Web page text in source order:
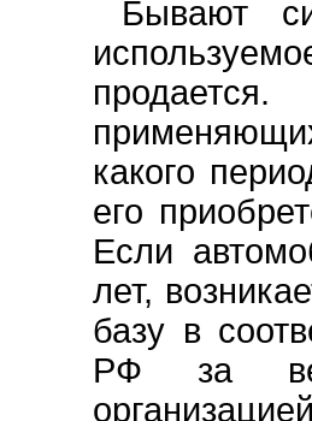
Бывают
какого
его
Если
лет,
базу в
РФ за